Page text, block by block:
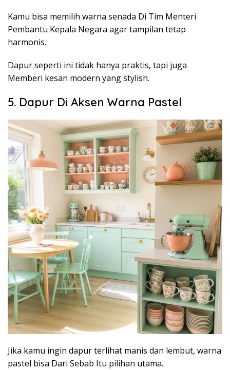
Kamu bisa memilih warna senada Di Tim Menteri
Pembantu Kepala Negara agar tampilan tetap
harmonis.
Dapur seperti ini tidak hanya praktis, tapi juga
Memberi kesan modern yang stylish.
5. Dapur Di Aksen Warna Pastel
Jika kamu ingin dapur terlihat manis dan lembut, warna
pastel bisa Dari Sebab Itu pilihan utama.